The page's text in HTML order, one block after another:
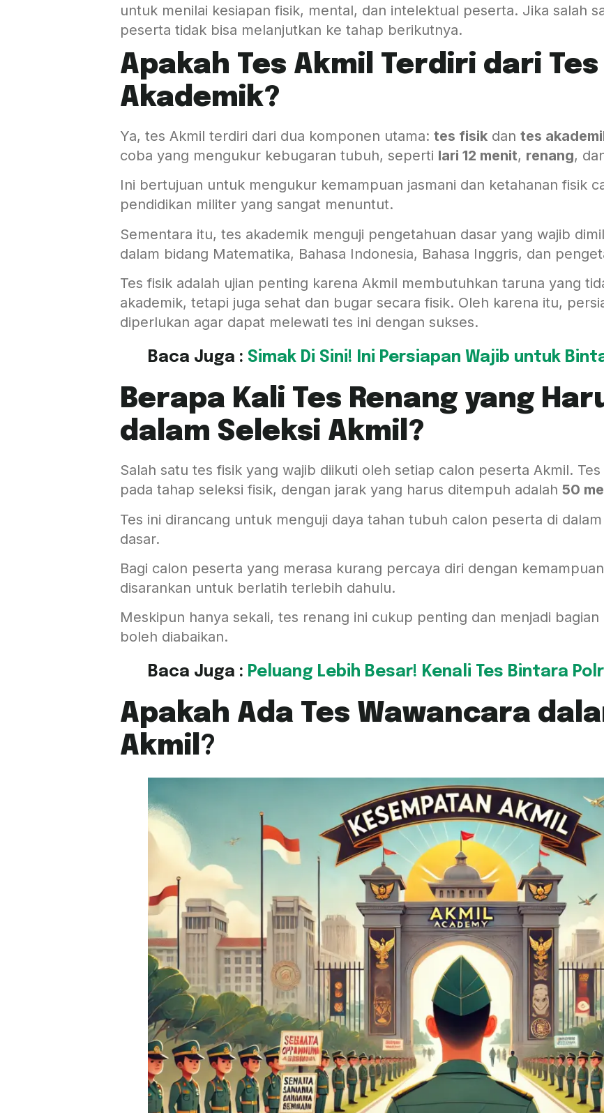
untuk menilai kesiapan fisik, mental, dan intelektual peserta. Jika salah
peserta tidak bisa melanjutkan ke tahap berikutnya.
Apakah Tes Akmil Terdiri dari Tes
Akademik?
Ya, tes Akmil terdiri dari dua komponen utama: tes fisik dan tes
coba yang mengukur kebugaran tubuh, seperti lari 12 menit, renang,
Ini bertujuan untuk mengukur kemampuan jasmani dan ketahanan fisik
pendidikan militer yang sangat menuntut.
Sementara itu, tes akademik menguji pengetahuan dasar yang wajib
dalam bidang Matematika, Bahasa Indonesia, Bahasa Inggris, dan
Tes fisik adalah ujian penting karena Akmil membutuhkan taruna yang
akademik, tetapi juga sehat dan bugar secara fisik. Oleh karena itu,
diperlukan agar dapat melewati tes ini dengan sukses.
Baca Juga : Simak Di Sini! Ini Persiapan Wajib untuk
Berapa Kali Tes Renang yang
dalam Seleksi Akmil?
Salah satu tes fisik yang wajib diikuti oleh setiap calon peserta Akmil.
pada tahap seleksi fisik, dengan jarak yang harus ditempuh adalah 50
Tes ini dirancang untuk menguji daya tahan tubuh calon peserta di
dasar.
Bagi calon peserta yang merasa kurang percaya diri dengan
disarankan untuk berlatih terlebih dahulu.
Meskipun hanya sekali, tes renang ini cukup penting dan menjadi
boleh diabaikan.
Baca Juga : Peluang Lebih Besar! Kenali Tes Bintara
Apakah Ada Tes Wawancara
Akmil?